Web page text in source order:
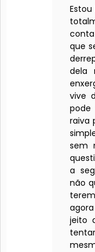
que
dela
vive
raiva
sem
a
não
jeito